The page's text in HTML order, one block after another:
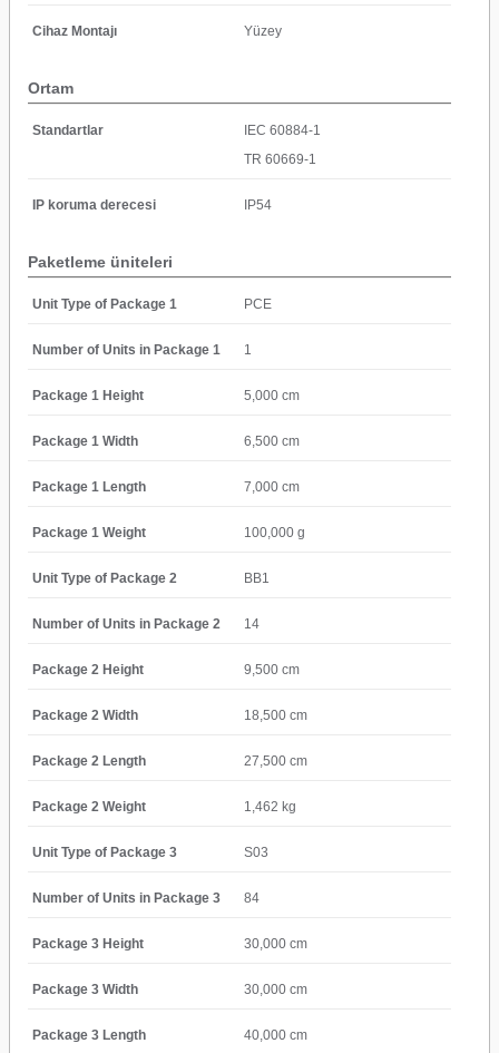
Cihaz Montajı Yüzey
Ortam
Standartlar
IEC 60884-1
TR 60669-1
IP koruma derecesi IP54
Paketleme üniteleri
Unit Type of Package 1 PCE
Number of Units in Package 1 1
Package 1 Height 5,000 cm
Package 1 Width 6,500 cm
Package 1 Length 7,000 cm
Package 1 Weight 100,000 g
Unit Type of Package 2 BB1
Number of Units in Package 2 14
Package 2 Height 9,500 cm
Package 2 Width 18,500 cm
Package 2 Length 27,500 cm
Package 2 Weight 1,462 kg
Unit Type of Package 3 S03
Number of Units in Package 3 84
Package 3 Height 30,000 cm
Package 3 Width 30,000 cm
Package 3 Length 40,000 cm